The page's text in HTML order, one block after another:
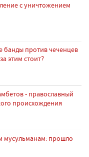
с уничтожением
банды против чеченцев
этим стоит?
- православный
происхождения
мусульманам: прошло